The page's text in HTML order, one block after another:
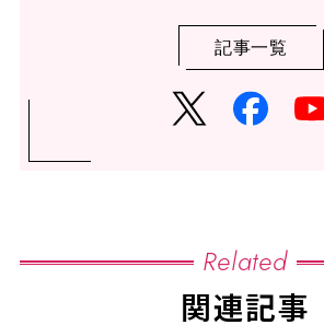
記事一覧
Related
関連記事